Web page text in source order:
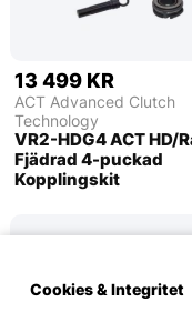
13 499 KR
ACT Advanced Clutch
Technology
VR2-HDG4 ACT HD/
Fjädrad 4-puckad
Kopplingskit
Cookies & Integritet